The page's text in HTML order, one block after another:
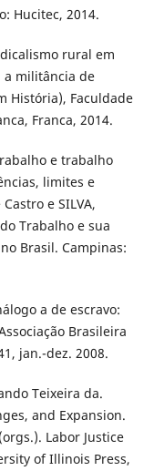
Hucitec, 2014.
rural em
a militância de
História), Faculdade
Franca, 2014.
e trabalho
limites e
e SILVA,
Trabalho e sua
Brasil. Campinas:
a de escravo:
Brasileira
jan.-dez. 2008.
Teixeira da.
and Expansion.
Labor Justice
of Illinois Press,